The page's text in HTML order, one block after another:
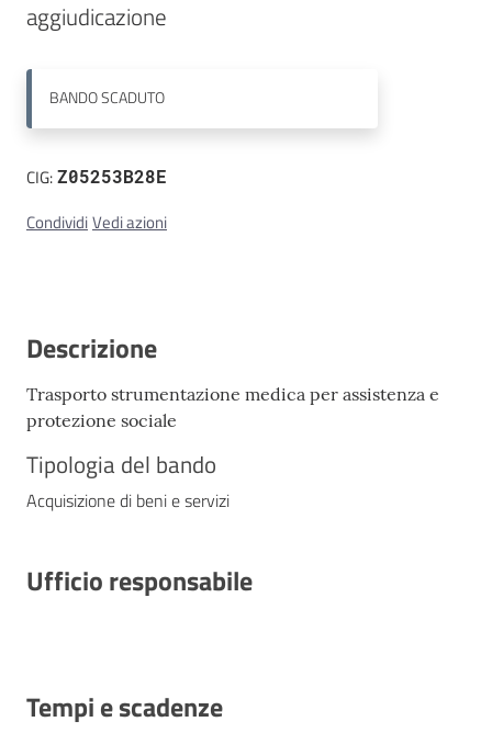
BANDOSCADUTO
CIG:Z05253B28E
CondividiVedi azioni
Descrizione
Trasporto strumentazione medica per assistenza e
protezione sociale
Tipologia del bando
Acquisizione di beni e servizi
Ufficio responsabile
Tempi e scadenze